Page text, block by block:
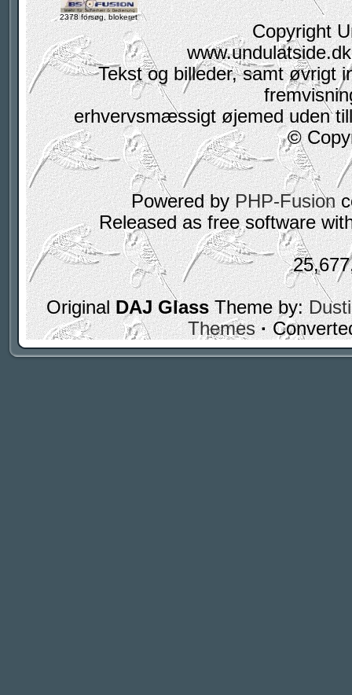
2378 forsøg, blokeret
Copyright
Tekst og billeder, samt øvrigt
erhvervsmæssigt øjemed uden
©
Powered byPHP-Fusion
Released as free software
OriginalDAJ GlassTheme by:
Themes ·